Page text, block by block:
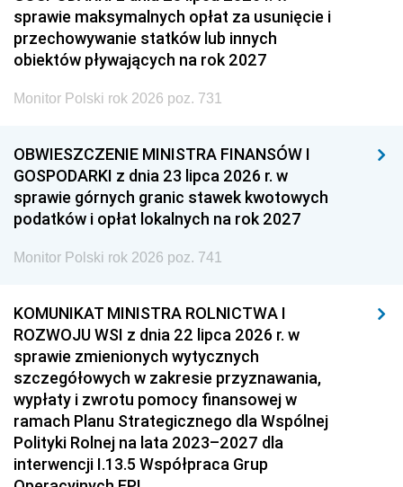
sprawie maksymalnych opłat za usunięcie i
przechowywanie statków lub innych
obiektów pływających na rok 2027
Monitor Polski rok 2026 poz. 731
OBWIESZCZENIE MINISTRA FINANSÓW I
GOSPODARKI z dnia 23 lipca 2026 r. w
sprawie górnych granic stawek kwotowych
podatków i opłat lokalnych na rok 2027
Monitor Polski rok 2026 poz. 741
KOMUNIKAT MINISTRA ROLNICTWA I
ROZWOJU WSI z dnia 22 lipca 2026 r. w
sprawie zmienionych wytycznych
szczegółowych w zakresie przyznawania,
wypłaty i zwrotu pomocy finansowej w
ramach Planu Strategicznego dla Wspólnej
Polityki Rolnej na lata 2023–2027 dla
interwencji I.13.5 Współpraca Grup